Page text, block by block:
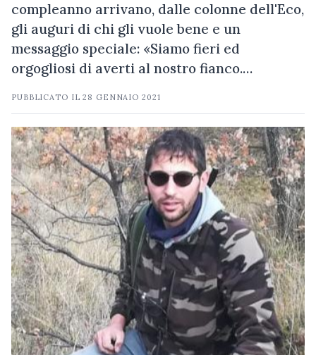
compleanno arrivano, dalle colonne dell'Eco,
gli auguri di chi gli vuole bene e un
messaggio speciale: «Siamo fieri ed
orgogliosi di averti al nostro fianco.…
PUBBLICATO IL28 GENNAIO 2021